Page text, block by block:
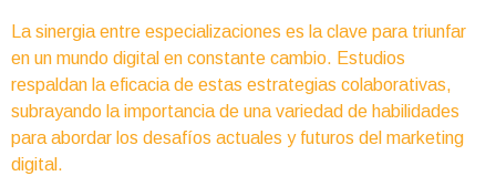
La sinergia entre especializaciones es la clave para triunfar
en un mundo digital en constante cambio. Estudios
respaldan la eficacia de estas estrategias colaborativas,
subrayando la importancia de una variedad de habilidades
para abordar los desafíos actuales y futuros del marketing
digital.